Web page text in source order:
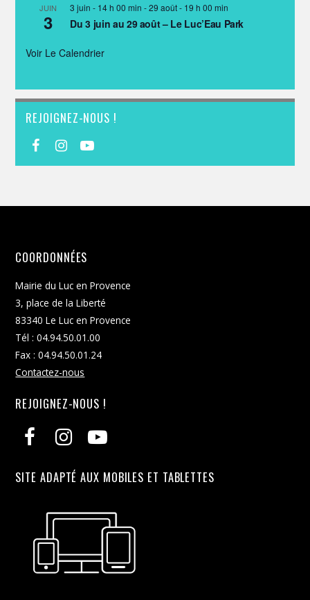
JUIN
3
3 juin - 14 h 00 min -29 août - 19 h 00 min
Du 3 juin au 29 août – Le Luc’Eau Park
Voir Le Calendrier
REJOIGNEZ-NOUS !
COORDONNÉES
Mairie du Luc en Provence
3, place de la Liberté
83340 Le Luc en Provence
Tél : 04.94.50.01.00
Fax : 04.94.50.01.24
Contactez-nous
REJOIGNEZ-NOUS !
SITE ADAPTÉ AUX MOBILES ET TABLETTES